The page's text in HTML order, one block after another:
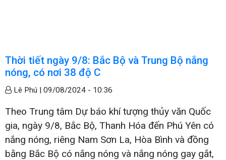
Thời tiết ngày 9/8: Bắc Bộ và Trung Bộ nắng
nóng, có nơi 38 độ C
Lê Phú | 09/08/2024 - 10:36
Theo Trung tâm Dự báo khí tượng thủy văn Quốc
gia, ngày 9/8, Bắc Bộ, Thanh Hóa đến Phú Yên có
nắng nóng, riêng Nam Sơn La, Hòa Bình và đồng
bằng Bắc Bộ có nắng nóng và nắng nóng gay gắt,